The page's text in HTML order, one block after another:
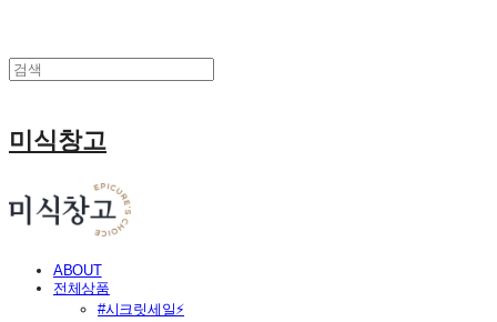
미식창고
ABOUT
전체상품
#시크릿세일⚡